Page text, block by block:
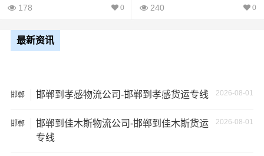
车
17米
+箱式
货车
方
27吨 17×2.8×2.9
178 0 240 0
最新资讯
邯郸 2026-08-01
邯郸到孝感物流公司-邯郸到孝感货运专线
邯郸 2026-08-01
邯郸到佳木斯物流公司-邯郸到佳木斯货运
专线